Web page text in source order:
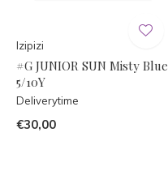
Izipizi
#G JUNIOR SUN Misty Blue
5/10Y
Deliverytime
€30,00